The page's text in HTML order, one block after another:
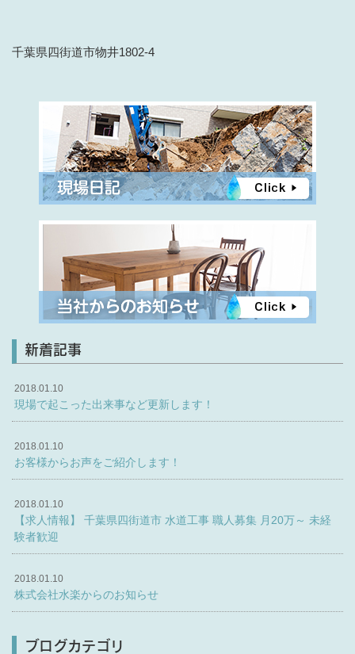
千葉県四街道市物井1802-4
新着記事
2018.01.10
現場で起こった出来事など更新します！
2018.01.10
お客様からお声をご紹介します！
2018.01.10
【求人情報】 千葉県四街道市 水道工事 職人募集 月20万～ 未経
験者歓迎
2018.01.10
株式会社水楽からのお知らせ
ブログカテゴリ